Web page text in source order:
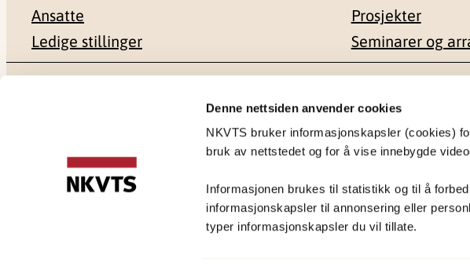
Denne nettsiden anvender cookies
NKVTS bruker informasjonskapsler (cookies)
bruk av nettstedet og for å vise innebygde
Informasjonen brukes til statistikk og til å
informasjonskapsler til annonsering eller
typer informasjonskapsler du vil tillate.
Ansatte
Ledige stillinger
Prosjekter
Seminarer og
0409 Oslo
Besøksadresse
Gullhaugveien 1-3